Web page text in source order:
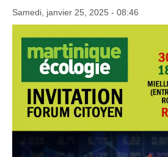
Samedi, janvier 25, 2025 - 08:46